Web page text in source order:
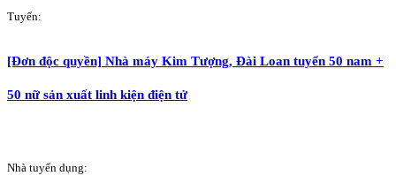
Tuyển:
[Đơn độc quyền] Nhà máy Kim Tượng, Đài Loan tuyển 50 nam +
50 nữ sản xuất linh kiện điện tử
Nhà tuyển dụng: